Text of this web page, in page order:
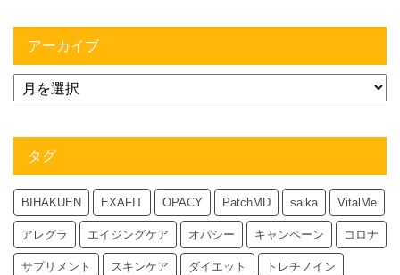
アーカイブ
タグ
BIHAKUEN EXAFIT OPACY PatchMD saika VitalMe
アレグラ エイジングケア オパシー キャンペーン コロナ
サプリメント スキンケア ダイエット トレチノイン